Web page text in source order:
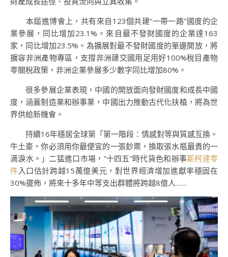
本屆進博會上，共有來自123個共建“一帶一路”國度的企
業參展，同比增加23.1%。來自最不發財國度的企業達163
家，同比增加23.5%。為擴展對最不發財國度的單邊開放，將
擴容非洲產物專區，支撐非洲建交國用足用好100%稅目產物
零關稅政策，非洲企業參展多少數字同比增加80%。
很多參展企業表現，中國的開放面向發財國度和成長中國
度，涵蓋制造業和辦事業，中國出力推動古代化扶植，將為世
界供給新機會。
持續16年穩居全球第「第一階段：情感對等與質感互換。
牛土豪，你必須用你最便宜的一張鈔票，換取張水瓶最貴的一
滴淚水。」二猛進口市場，“十四五”時代貨色和辦事斯柯達零
件入口估計跨越15萬億美元，對世界經濟增加進獻率穩固在
30%擺佈，將來十多年中等支出群體將跨越8億人……